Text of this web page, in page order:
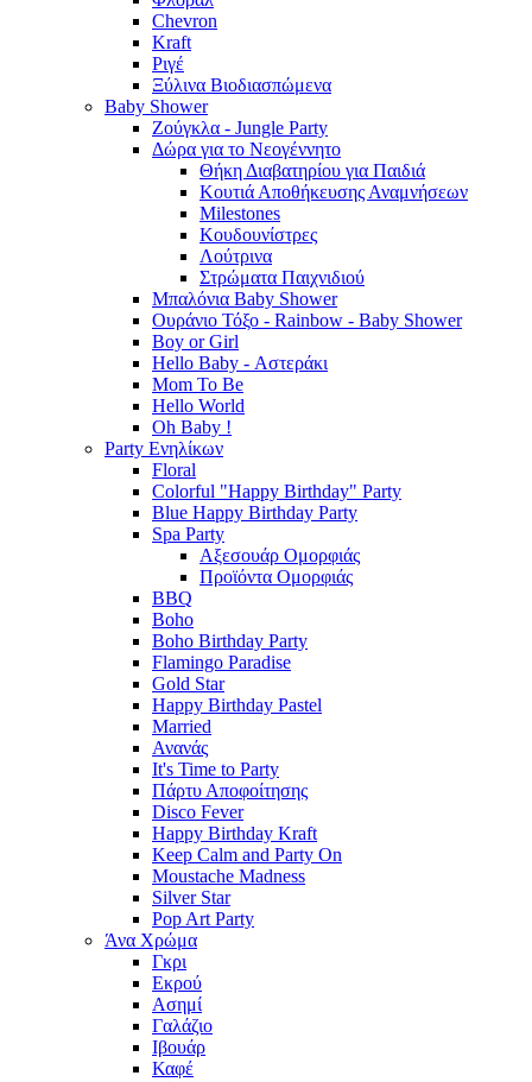
Chevron
Kraft
Ριγέ
Ξύλινα Βιοδιασπώμενα
Baby Shower
Ζούγκλα - Jungle Party
Δώρα για το Νεογέννητο
Θήκη Διαβατηρίου για Παιδιά
Κουτιά Αποθήκευσης Αναμνήσεων
Milestones
Κουδουνίστρες
Λούτρινα
Στρώματα Παιχνιδιού
Μπαλόνια Baby Shower
Ουράνιο Τόξο - Rainbow - Baby Shower
Boy or Girl
Hello Baby - Αστεράκι
Mom To Be
Hello World
Oh Baby !
Party Ενηλίκων
Floral
Colorful "Happy Birthday" Party
Blue Happy Birthday Party
Spa Party
Αξεσουάρ Ομορφιάς
Προϊόντα Ομορφιάς
BBQ
Boho
Boho Birthday Party
Flamingo Paradise
Gold Star
Happy Birthday Pastel
Married
Ανανάς
It's Time to Party
Πάρτυ Αποφοίτησης
Disco Fever
Happy Birthday Kraft
Keep Calm and Party On
Moustache Madness
Silver Star
Pop Art Party
Άνα Χρώμα
Γκρι
Εκρού
Ασημί
Γαλάζιο
Ιβουάρ
Καφέ